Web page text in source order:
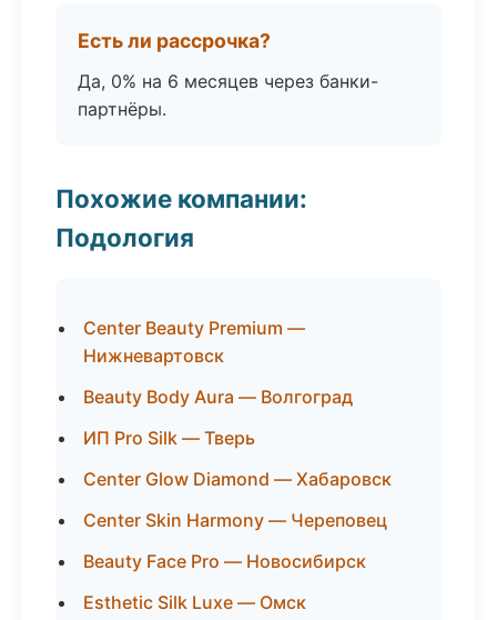
Есть ли рассрочка?
Да, 0% на 6 месяцев через банки-
партнёры.
Похожие компании:
Подология
Center Beauty Premium —
Нижневартовск
Beauty Body Aura — Волгоград
ИП Pro Silk — Тверь
Center Glow Diamond — Хабаровск
Center Skin Harmony — Череповец
Beauty Face Pro — Новосибирск
Esthetic Silk Luxe — Омск